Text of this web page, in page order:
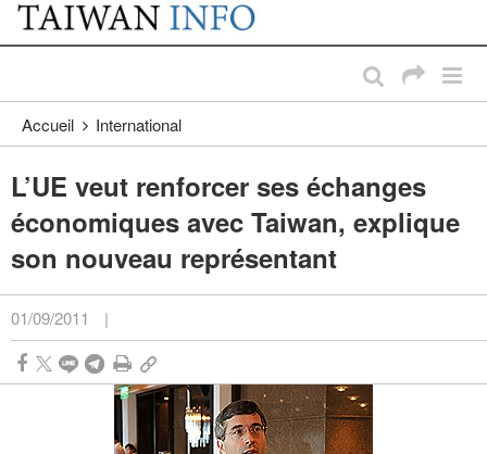
Passer au contenu principal
:::
Accueil International
L’UE veut renforcer ses échanges
économiques avec Taiwan, explique
son nouveau représentant
01/09/2011 |